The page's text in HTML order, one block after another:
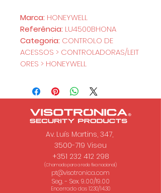
Marca: HONEYWELL
Referência: LU4500BHONA
Categoria: CONTROLO DE
ACESSOS > CONTROLADORAS/LEIT
ORES > HONEYWELL
Av. Luís Martins, 347,
3500-719 Viseu
+351 232 412 298
(Chamada para a rede fixa nacional.)
pt@visotronica.com
Seg. - Sex. 9.00/19.00
Encerrado das 12.30/14.30